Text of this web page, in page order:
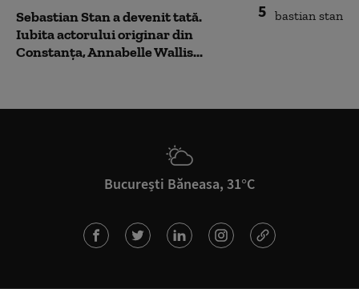
5
Sebastian Stan a devenit tată.
Iubita actorului originar din
Constanța, Annabelle Wallis...
București Băneasa, 31°C